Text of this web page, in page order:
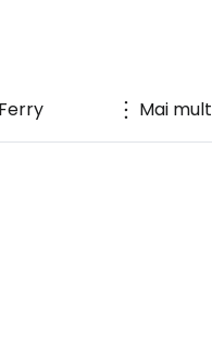
Ferry Mai mult